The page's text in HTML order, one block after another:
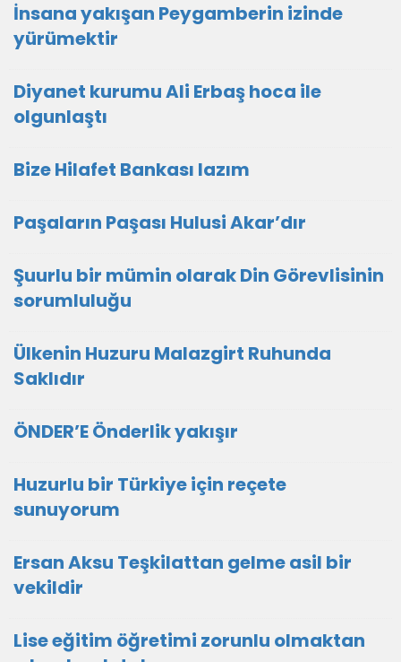
İnsana yakışan Peygamberin izinde
yürümektir
Diyanet kurumu Ali Erbaş hoca ile
olgunlaştı
Bize Hilafet Bankası lazım
Paşaların Paşası Hulusi Akar’dır
Şuurlu bir mümin olarak Din Görevlisinin
sorumluluğu
Ülkenin Huzuru Malazgirt Ruhunda
Saklıdır
ÖNDER’E Önderlik yakışır
Huzurlu bir Türkiye için reçete
sunuyorum
Ersan Aksu Teşkilattan gelme asil bir
vekildir
Lise eğitim öğretimi zorunlu olmaktan